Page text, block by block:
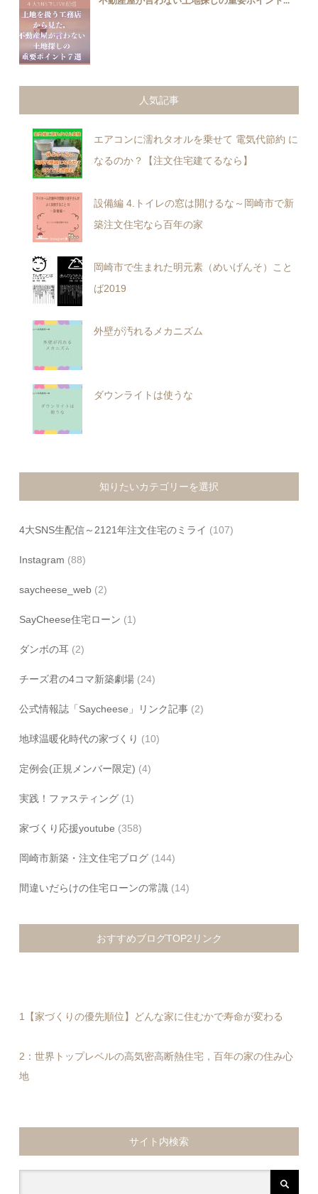
人気記事
エアコンに濡れタオルを乗せて 電気代節約 に
なるのか？【注文住宅建てるなら】
設備編 4.トイレの窓は開けるな～岡崎市で新
築注文住宅なら百年の家
岡崎市で生まれた明元素（めいげんそ）こと
ば2019
外壁が汚れるメカニズム
ダウンライトは使うな
知りたいカテゴリーを選択
4大SNS生配信～2121年注文住宅のミライ (107)
Instagram (88)
saycheese_web (2)
SayCheese住宅ローン (1)
ダンボの耳 (2)
チーズ君の4コマ新築劇場 (24)
公式情報誌「Saycheese」リンク記事 (2)
地球温暖化時代の家づくり (10)
定例会(正規メンバー限定) (4)
実践！ファスティング (1)
家づくり応援youtube (358)
岡崎市新築・注文住宅ブログ (144)
間違いだらけの住宅ローンの常識 (14)
おすすめブログTOP2リンク
1【家づくりの優先順位】どんな家に住むかで寿命が変わる
2：世界トップレベルの高気密高断熱住宅，百年の家の住み心
地
サイト内検索